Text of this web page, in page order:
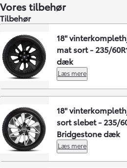
Vores tilbehør
Tilbehør
18"
mat sort - 235/
dæk
Læs mere
18"
sort slebet - 235/
Bridgestone dæk
Læs mere